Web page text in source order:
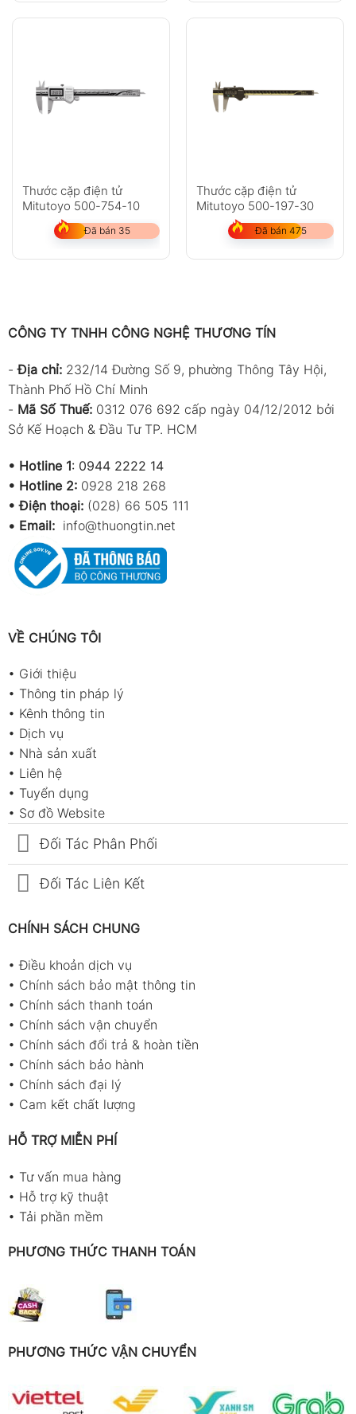
Thước cặp điện tử
Mitutoyo 500-754-10
Đã bán 35
Thước cặp điện tử
Mitutoyo 500-197-30
Đã bán 475
CÔNG TY TNHH CÔNG NGHỆ THƯƠNG TÍN
-Địa chỉ: 232/14 Đường Số 9, phường Thông Tây Hội,
Thành Phố Hồ Chí Minh
- Mã Số Thuế: 0312 076 692 cấp ngày 04/12/2012 bởi
Sở Kế Hoạch & Đầu Tư TP. HCM
• Hotline 1: 0944 2222 14
• Hotline 2: 0928 218 268
• Điện thoại: (028) 66 505 111
• Email: info@thuongtin.net
VỀ CHÚNG TÔI
• Giới thiệu
• Thông tin pháp lý
• Kênh thông tin
• Dịch vụ
• Nhà sản xuất
• Liên hệ
• Tuyển dụng
• Sơ đồ Website
Đối Tác Phân Phối
Đối Tác Liên Kết
CHÍNH SÁCH CHUNG
•Điều khoản dịch vụ
• Chính sách bảo mật thông tin
• Chính sách thanh toán
• Chính sách vận chuyển
• Chính sách đổi trả & hoàn tiền
• Chính sách bảo hành
• Chính sách đại lý
• Cam kết chất lượng
HỖ TRỢ MIỄN PHÍ
• Tư vấn mua hàng
• Hỗ trợ kỹ thuật
• Tải phần mềm
PHƯƠNG THỨC THANH TOÁN
PHƯƠNG THỨC VẬN CHUYỂN